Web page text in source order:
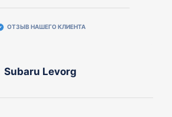
ОТЗЫВ НАШЕГО КЛИЕНТА
Subaru Levorg